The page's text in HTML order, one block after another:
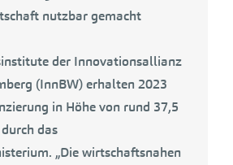
nutzbar gemacht
der Innovationsallianz
(InnBW) erhalten 2023
in Höhe von rund 37,5
das
„Die wirtschaftsnahen